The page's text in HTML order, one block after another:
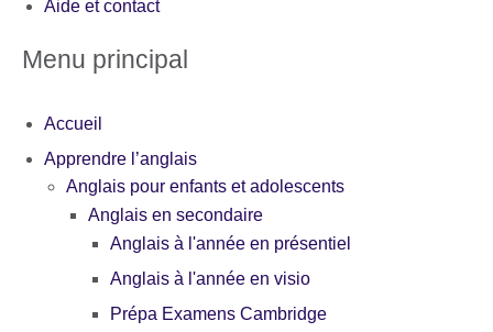
Aide et contact
Menu principal
Accueil
Apprendre l’anglais
Anglais pour enfants et adolescents
Anglais en secondaire
Anglais à l'année en présentiel
Anglais à l'année en visio
Prépa Examens Cambridge